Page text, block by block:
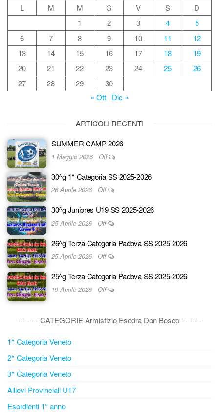
L
M M G V S
D
1
2 3 4
5
6
7 8 9 10 11
12
13
14 15 16 17 18
19
20
21 22 23 24 25
26
27
28 29
30
« Ott
Dic »
ARTICOLI RECENTI
SUMMER CAMP 2026
1 Maggio 2026 Off
30^g 1^ Categoria SS 2025-2026
26 Aprile 2026 Off
30^g Juniores U19 SS 2025-2026
25 Aprile 2026 Off
26^g Terza Categoria Padova SS 2025-2026
25 Aprile 2026 Off
25^g Terza Categoria Padova SS 2025-2026
19 Aprile 2026 Off
- - - - - CATEGORIE Armistizio Esedra Don Bosco - - - - -
1^ Categoria Veneto
2^ Categoria Veneto
3^ Categoria Veneto
Allievi Provinciali U17
Esordienti 1° anno